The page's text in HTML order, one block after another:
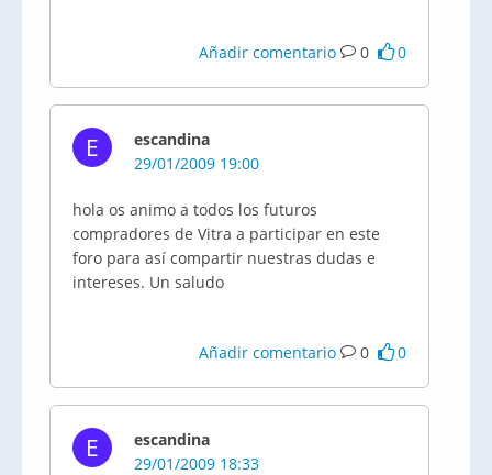
Añadir comentario 0 0
E
escandina
29/01/2009 19:00
hola os animo a todos los futuros
compradores de Vitra a participar en este
foro para así compartir nuestras dudas e
intereses. Un saludo
Añadir comentario 0 0
E
escandina
29/01/2009 18:33